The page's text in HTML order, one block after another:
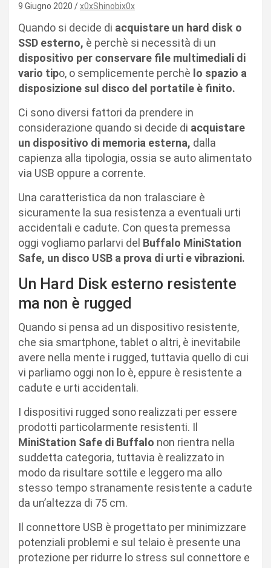
9 Giugno 2020 x0xShinobix0x
Quando si decide di acquistare un hard disk o
SSD esterno, è perchè si necessità di un
dispositivo per conservare file multimediali di
vario tipo, o semplicemente perchè lo spazio a
disposizione sul disco del portatile è finito.
Ci sono diversi fattori da prendere in
considerazione quando si decide di acquistare
un dispositivo di memoria esterna, dalla
capienza alla tipologia, ossia se auto alimentato
via USB oppure a corrente.
Una caratteristica da non tralasciare è
sicuramente la sua resistenza a eventuali urti
accidentali e cadute. Con questa premessa
oggi vogliamo parlarvi del Buffalo MiniStation
Safe, un disco USB a prova di urti e vibrazioni.
Un Hard Disk esterno resistente
ma non è rugged
Quando si pensa ad un dispositivo resistente,
che sia smartphone, tablet o altri, è inevitabile
avere nella mente i rugged, tuttavia quello di cui
vi parliamo oggi non lo è, eppure è resistente a
cadute e urti accidentali.
I dispositivi rugged sono realizzati per essere
prodotti particolarmente resistenti. Il
MiniStation Safe di Buffalo non rientra nella
suddetta categoria, tuttavia è realizzato in
modo da risultare sottile e leggero ma allo
stesso tempo stranamente resistente a cadute
da un’altezza di 75 cm.
Il connettore USB è progettato per minimizzare
potenziali problemi e sul telaio è presente una
protezione per ridurre lo stress sul connettore e